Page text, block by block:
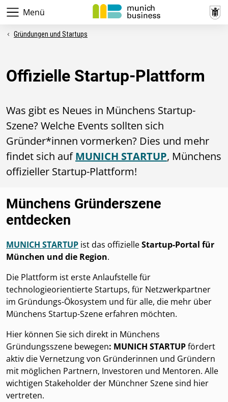
Menü
Gründungen und Startups
Offizielle Startup-Plattform
Was gibt es Neues in Münchens Startup-
Szene? Welche Events sollten sich
Gründer*innen vormerken? Dies und mehr
findet sich auf MUNICH STARTUP, Münchens
offizieller Startup-Plattform!
Münchens Gründerszene
entdecken
MUNICH STARTUP ist das offizielleStartup-Portal für
München und die Region.
Die Plattform ist erste Anlaufstelle für
technologieorientierte Startups, für Netzwerkpartner
im Gründungs-Ökosystem und für alle, die mehr über
Münchens Startup-Szene erfahren möchten.
Hier können Sie sich direkt in Münchens
Gründungsszene bewegen: MUNICH STARTUPfördert
aktiv die Vernetzung von Gründerinnen und Gründern
mit möglichen Partnern, Investoren und Mentoren. Alle
wichtigen Stakeholder der Münchner Szene sind hier
vertreten.